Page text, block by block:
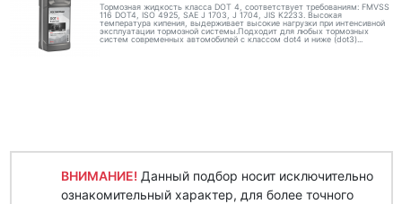
Тормозная жидкость класса DOT 4, соответствует требованиям: FMVSS
116 DOT4, ISO 4925, SAE J 1703, J 1704, JIS K2233. Высокая
температура кипения, выдерживает высокие нагрузки при интенсивной
эксплуатации тормозной системы.Подходит для любых тормозных
систем современных автомобилей с классом dot4 и ниже (dot3)...
ВНИМАНИЕ! Данный подбор носит исключительно
ознакомительный характер, для более точного